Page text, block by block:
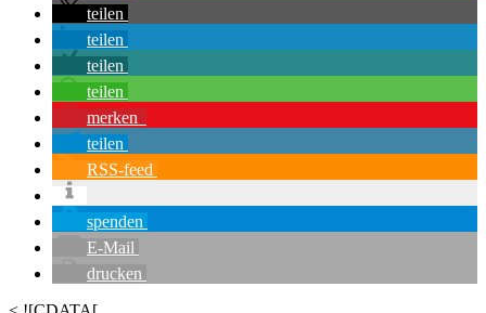
teilen
teilen
teilen
teilen
merken
teilen
RSS-feed
spenden
E-Mail
drucken